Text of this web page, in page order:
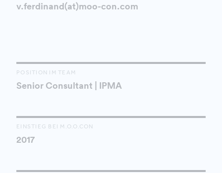
v.ferdinand(at)moo-con.com
POSITION IM TEAM
Senior Consultant | IPMA
EINSTIEG BEI M.O.O.CON
2017